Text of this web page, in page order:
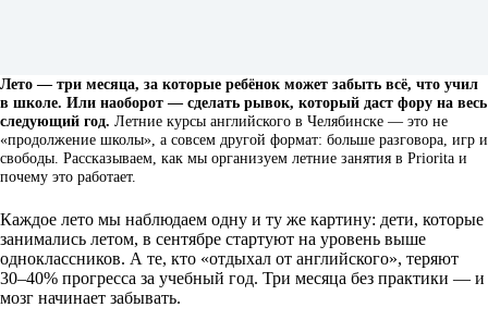
Лето — три месяца, за которые ребёнок может забыть всё, что учил
в школе. Или наоборот — сделать рывок, который даст фору на весь
следующий год. Летние курсы английского в Челябинске — это не
«продолжение школы», а совсем другой формат: больше разговора, игр и
свободы. Рассказываем, как мы организуем летние занятия в Priorita и
почему это работает.
Каждое лето мы наблюдаем одну и ту же картину: дети, которые
занимались летом, в сентябре стартуют на уровень выше
одноклассников. А те, кто «отдыхал от английского», теряют
30–40% прогресса за учебный год. Три месяца без практики — и
мозг начинает забывать.